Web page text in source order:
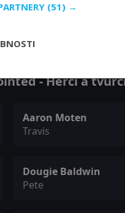
- Herci a
Aaron Moten
Travis
Dougie Baldwin
Pete
(51) →